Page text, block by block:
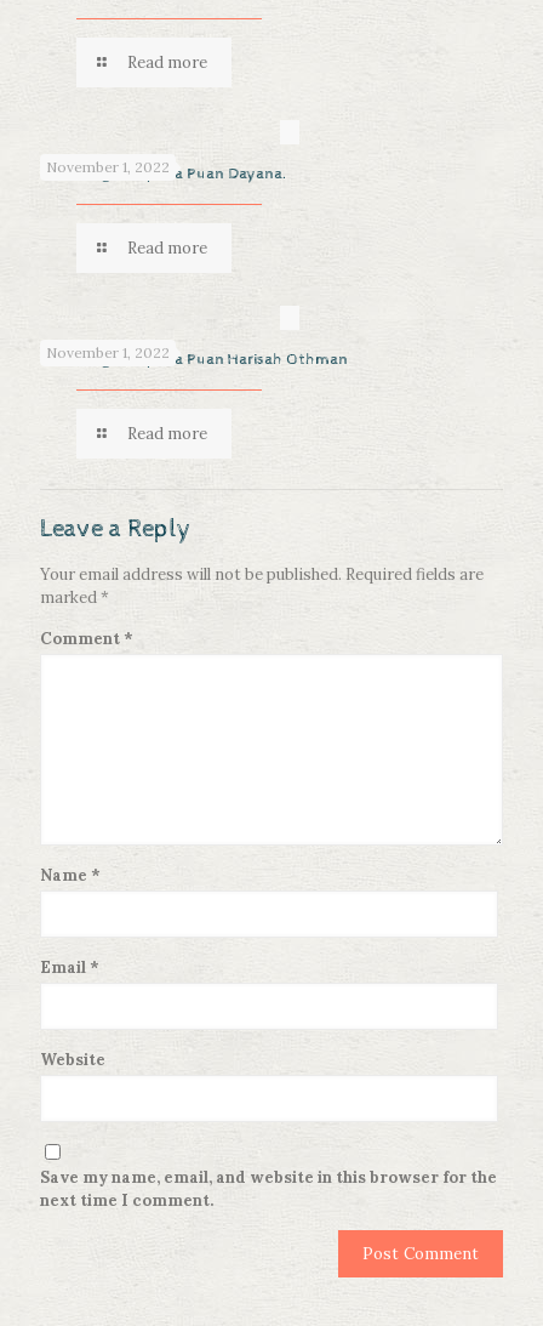
Read more
November 1, 2022
Sumbangan kepada Puan Dayana.
Read more
November 1, 2022
Sumbangan kepada Puan Harisah Othman
Read more
Leave a Reply
Your email address will not be published. Required fields are
marked*
Comment *
Name *
Email *
Website
Save my name, email, and website in this browser for the
next time I comment.